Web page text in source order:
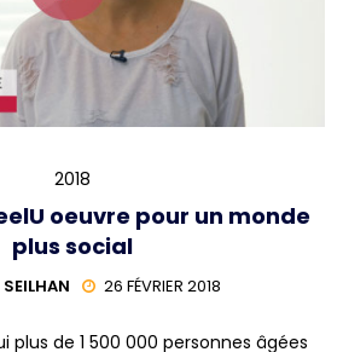
2018
oeuvre pour un monde
plus social
26 FÉVRIER 2018
plus de 1 500 000 personnes âgées